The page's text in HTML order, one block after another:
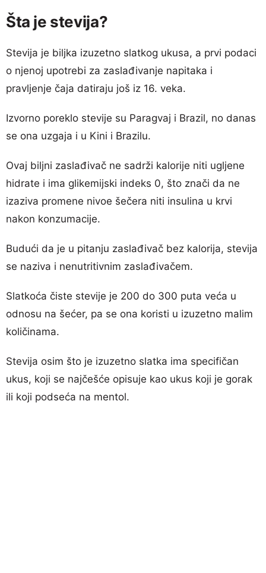
Šta je stevija?
Stevija je biljka izuzetno slatkog ukusa, a prvi podaci
o njenoj upotrebi za zaslađivanje napitaka i
pravljenje čaja datiraju još iz 16. veka.
Izvorno poreklo stevije su Paragvaj i Brazil, no danas
se ona uzgaja i u Kini i Brazilu.
Ovaj biljni zaslađivač ne sadrži kalorije niti ugljene
hidrate i ima glikemijski indeks 0, što znači da ne
izaziva promene nivoe šečera niti insulina u krvi
nakon konzumacije.
Budući da je u pitanju zaslađivač bez kalorija, stevija
se naziva i nenutritivnim zaslađivačem.
Slatkoća čiste stevije je 200 do 300 puta veća u
odnosu na šećer, pa se ona koristi u izuzetno malim
količinama.
Stevija osim što je izuzetno slatka ima specifičan
ukus, koji se najčešće opisuje kao ukus koji je gorak
ili koji podseća na mentol.